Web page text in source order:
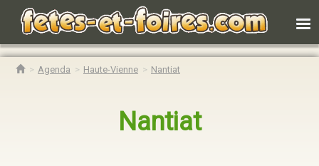
Agenda Haute-Vienne Nantiat
Nantiat